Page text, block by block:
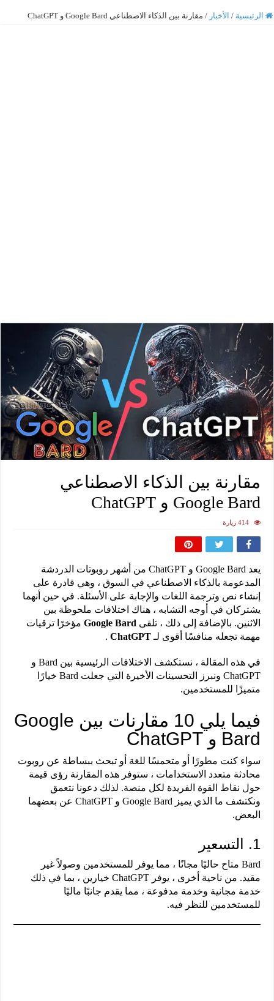
الرئيسية / الأخبار / مقارنة بين الذكاء الاصطناعي Google Bard و ChatGPT
مقارنة بين الذكاء الاصطناعي
Google Bard و ChatGPT
414 زيارة
يعد Google Bard و ChatGPT من أشهر روبوتات الدردشة
المدعومة بالذكاء الاصطناعي في السوق ، وهي قادرة على
إنشاء نص وترجمة اللغات والإجابة على الأسئلة. في حين أنهما
يشتركان في أوجه التشابه ، هناك اختلافات ملحوظة بين
الاثنين. بالإضافة إلى ذلك ، تلقى Google Bardمؤخرًا ترقيات
مهمة تجعله منافسًا أقوى لـ ChatGPT
.
في هذه المقالة ، نستكشف الاختلافات الرئيسية بين Bard و
ChatGPT ونبرز التحسينات الأخيرة التي جعلت Bard خيارًا
متميزًا للمستخدمين.
فيما يلي 10 مقارنات بين Google
Bard و ChatGPT
سواء كنت مطورًا أو متحمسًا للغة أو تبحث ببساطة عن روبوت
محادثة متعدد الاستخدامات ، ستوفر هذه المقارنة رؤى قيمة
حول نقاط القوة الفريدة لكل منصة. لذلك دعونا نتعمق
ونكتشف ما الذي يميز Google Bard و ChatGPT عن بعضهما
البعض.
1. التسعير
Bard متاح حاليًا مجانًا ، مما يوفر للمستخدمين وصولاً غير
مقيد. من ناحية أخرى ، يوفر ChatGPT خيارين ، بما في ذلك
خدمة مجانية وخدمة مدفوعة ، مما يقدم جانبًا ماليًا
للمستخدمين للنظر فيه.